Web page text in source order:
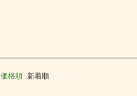
価格順 新着順